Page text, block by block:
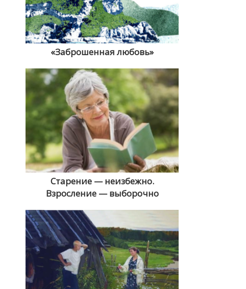
«Заброшенная любовь»
Cтарение — неизбежно.
Взросление — выборочно